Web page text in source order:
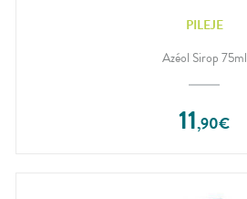
PILEJE
Azéol Sirop 75ml
11,90€